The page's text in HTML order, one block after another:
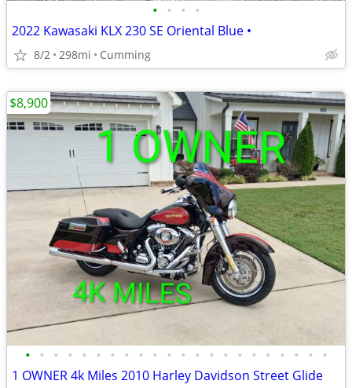
• • • •
2022 Kawasaki KLX 230 SE Oriental Blue •
8/2 298mi Cumming
• • • • • • • • • • • • • • • • • • • • • •
1 OWNER 4k Miles 2010 Harley Davidson Street Glide
$8,900